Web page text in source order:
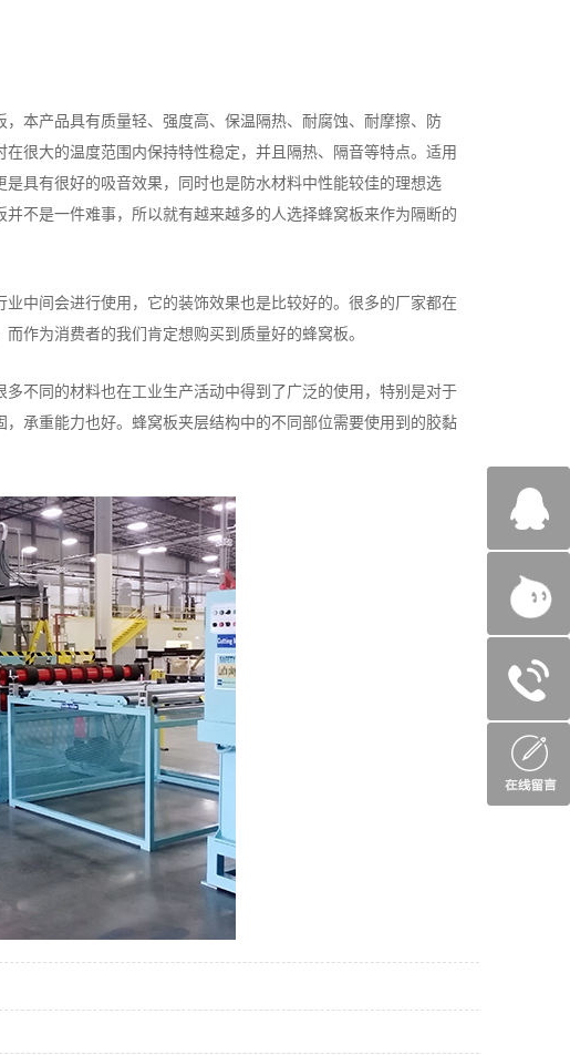
本产品具有质量轻、强度高、保温隔热、耐腐蚀、耐摩擦、防
很大的温度范围内保持特性稳定，并且隔热、隔音等特点。适用
具有很好的吸音效果，同时也是防水材料中性能较佳的理想选
不是一件难事，所以就有越来越多的人选择蜂窝板来作为隔断的
中间会进行使用，它的装饰效果也是比较好的。很多的厂家都在
作为消费者的我们肯定想购买到质量好的蜂窝板。
不同的材料也在工业生产活动中得到了广泛的使用，特别是对于
承重能力也好。蜂窝板夹层结构中的不同部位需要使用到的胶黏